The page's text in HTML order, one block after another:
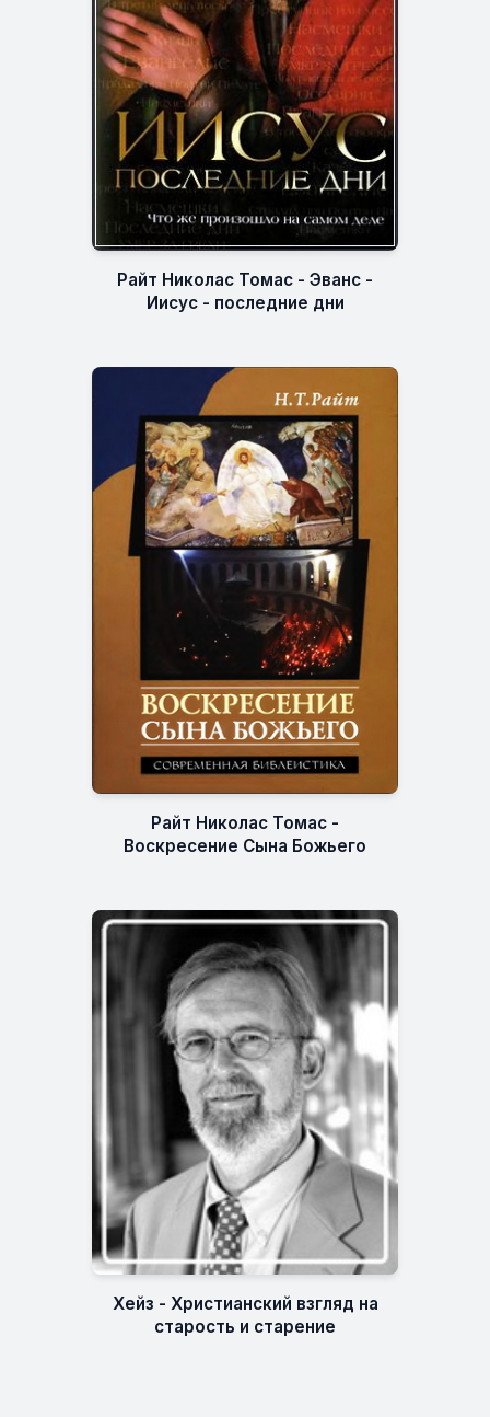
Райт Николас Томас - Эванс -
Иисус - последние дни
Райт Николас Томас -
Воскресение Сына Божьего
Хейз - Христианский взгляд на
старость и старение